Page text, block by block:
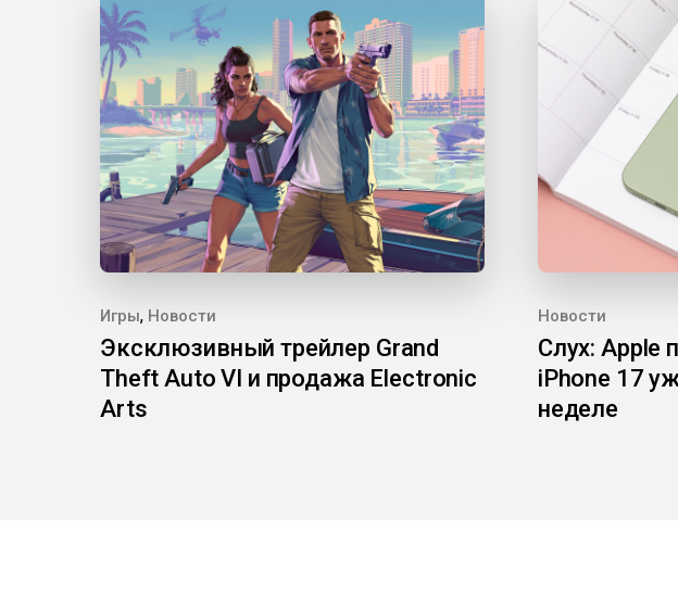
Игры, Новости
Эксклюзивный трейлер Grand
Theft Auto VI и продажа Electronic
Arts
Новости
Слух: Apple
iPhone 17
неделе